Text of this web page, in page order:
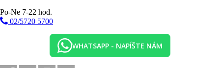
Po-Ne 7-22 hod.
02/5720 5700
WHATSAPP - NAPÍŠTE NÁM